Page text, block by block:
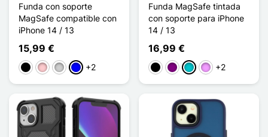
Funda con soporte
MagSafe compatible con
iPhone 14 / 13
15,99 €
NegroRosaPlataAzul+2
Funda MagSafe tintada
con soporte para iPhone
14 / 13
16,99 €
NegroPúrpuraTurquesaMorado claro
+2